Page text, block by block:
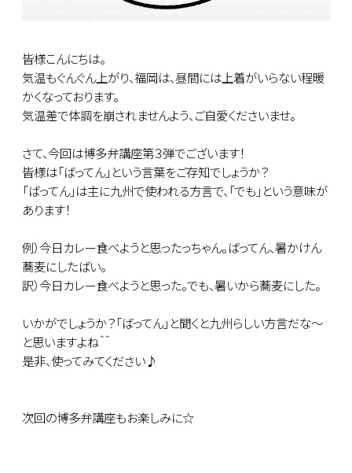
皆様こんにちは。
気温もぐんぐん上がり、福岡は、昼間には上着がいらない程暖
かくなっております。
気温差で体調を崩されませんよう、ご自愛くださいませ。
さて、今回は博多弁講座第３弾でございます！
皆様は「ばってん」という言葉をご存知でしょうか？
「ばってん」は主に九州で使われる方言で、「でも」という意味が
あります！
例）今日カレー食べようと思ったっちゃん。ばってん、暑かけん
蕎麦にしたばい。
訳）今日カレー食べようと思った。でも、暑いから蕎麦にした。
いかがでしょうか？「ばってん」と聞くと九州らしい方言だな～
と思いますよね＾＾
是非、使ってみてください♪
次回の博多弁講座もお楽しみに☆